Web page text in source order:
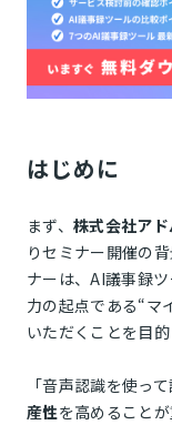
はじめに
まず、株式会社ア
りセミナー開催の
ナーは、AI議事録
力の起点である“マ
いただくことを目的
「音声認識を使っ
産性を高めること